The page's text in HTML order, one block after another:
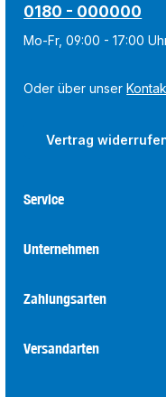
0180 - 000000
Mo-Fr, 09:00 - 17:00
Oder über unser
Vertrag
Service
Unternehmen
Zahlungsarten
Versandarten